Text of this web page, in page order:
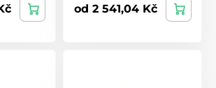
od 2 541,04 Kč